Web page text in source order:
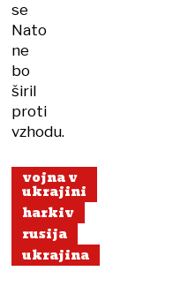
se
Nato
ne
bo
širil
proti
vzhodu.
vojna v
ukrajini
harkiv
rusija
ukrajina